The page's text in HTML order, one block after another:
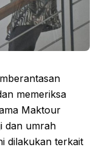
memeriksa
Maktour
dan umrah
dilakukan terkait